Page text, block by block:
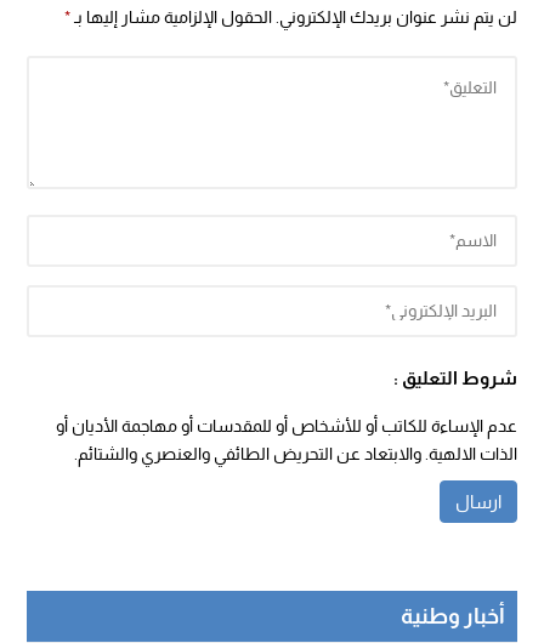
لن يتم نشر عنوان بريدك الإلكتروني. الحقول الإلزامية مشار إليها بـ*
شروط التعليق :
عدم الإساءة للكاتب أو للأشخاص أو للمقدسات أو مهاجمة الأديان أو
الذات الالهية. والابتعاد عن التحريض الطائفي والعنصري والشتائم.
أخبار وطنية